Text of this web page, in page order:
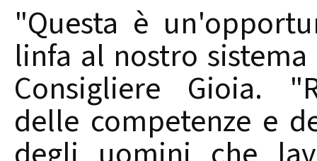
"Questa è
linfa al nostro
Consigliere Gioia.
delle competenze e